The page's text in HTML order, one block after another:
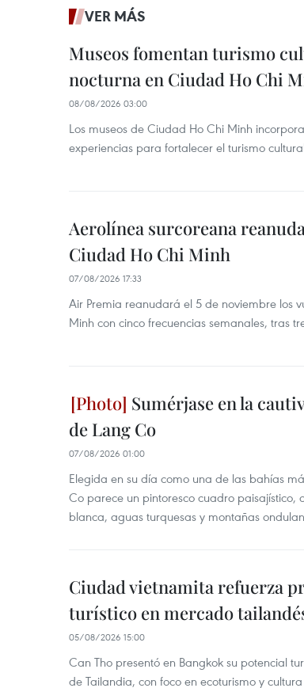
VER MÁS
Museos fomentan turismo
nocturna en Ciudad Ho Chi
08/08/2026 03:00
Los museos de Ciudad Ho Chi Minh
experiencias para fortalecer el turismo
Aerolínea surcoreana
Ciudad Ho Chi Minh
07/08/2026 17:33
Air Premia reanudará el 5 de noviembre los
Minh con cinco frecuencias semanales, tras
Sumérjase en la
de Lang Co
07/08/2026 01:00
Elegida en su día como una de las bahías
Co parece un pintoresco cuadro paisajístico,
blanca, aguas turquesas y montañas
Ciudad vietnamita refuerza
turístico en mercado
05/08/2026 15:00
Can Tho presentó en Bangkok su potencial
de Tailandia, con foco en ecoturismo y